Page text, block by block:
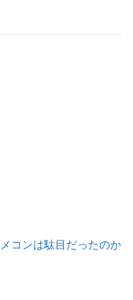
コンは駄目だったのか